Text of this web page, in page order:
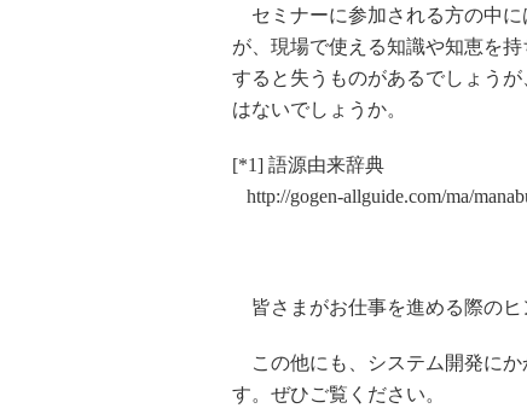
セミナーに参加される方の中に
が、現場で使える知識や知恵を
すると失うものがあるでしょう
はないでしょうか。
[*1] 語源由来辞典
http://gogen-allguide.com/ma/
皆さまがお仕事を進める際のヒ
この他にも、システム開発にか
す。ぜひご覧ください。